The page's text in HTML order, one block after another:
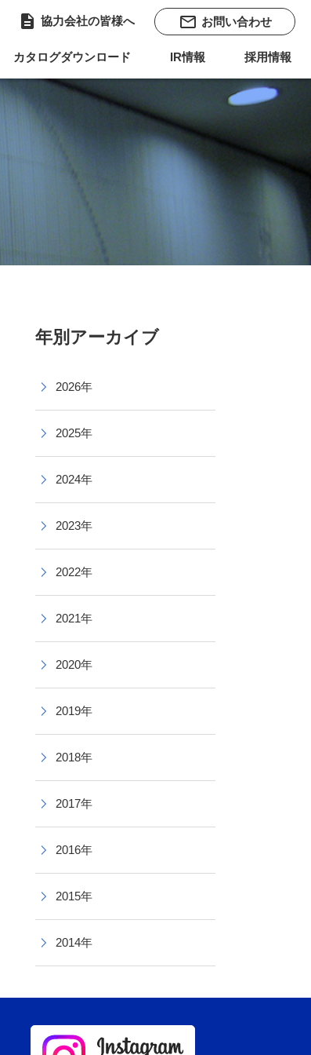
mail_outline お問い合わせ
description 協力会社の皆様へ
カタログダウンロード IR情報 採用情報
年別アーカイブ
2026年
2025年
2024年
2023年
2022年
2021年
2020年
2019年
2018年
2017年
2016年
2015年
2014年